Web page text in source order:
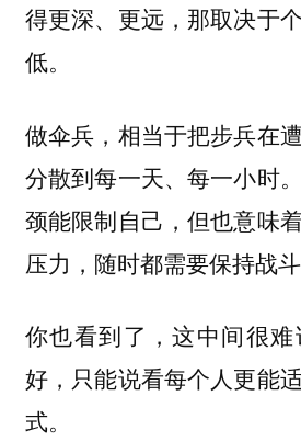
得更深、更远，那取决于
低。
做伞兵，相当于把步兵在
分散到每一天、每一小时
颈能限制自己，但也意味
压力，随时都需要保持战斗
你也看到了，这中间很
好，只能说看每个人更能
式。